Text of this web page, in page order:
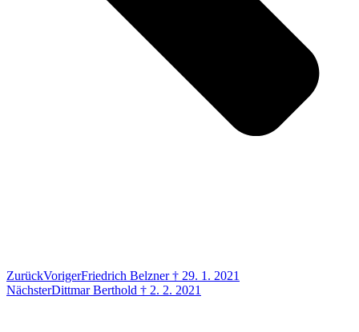
ZurückVorigerFriedrich Belzner † 29. 1. 2021
NächsterDittmar Berthold † 2. 2. 2021